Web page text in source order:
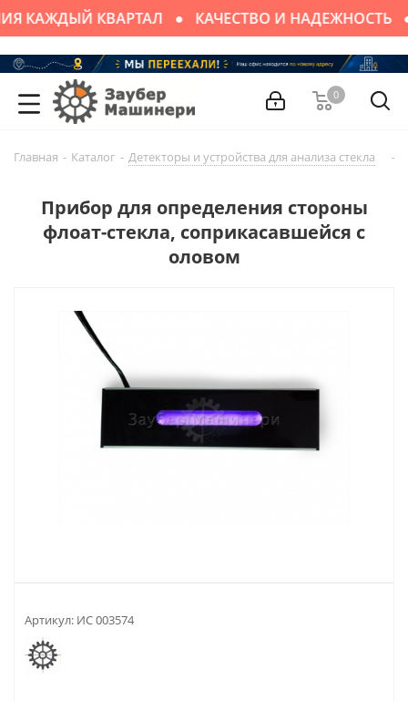
КАЖДЫЙ КВАРТАЛ КАЧЕСТВО И НАДЕЖНОСТЬ
0
Главная - Каталог - Детекторы и устройства для анализа стекла -
Прибор для определения стороны
флоат-стекла, соприкасавшейся с
оловом
Артикул: ИС 003574